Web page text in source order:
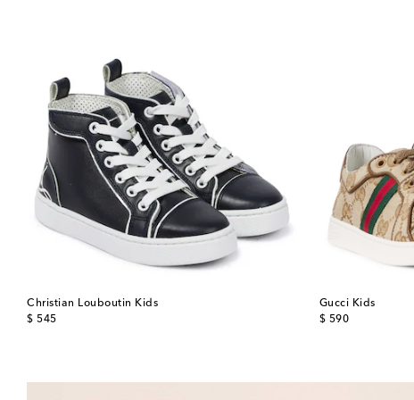
Christian Louboutin Kids
$ 545
original price
Gucci Kids
$ 590
original price